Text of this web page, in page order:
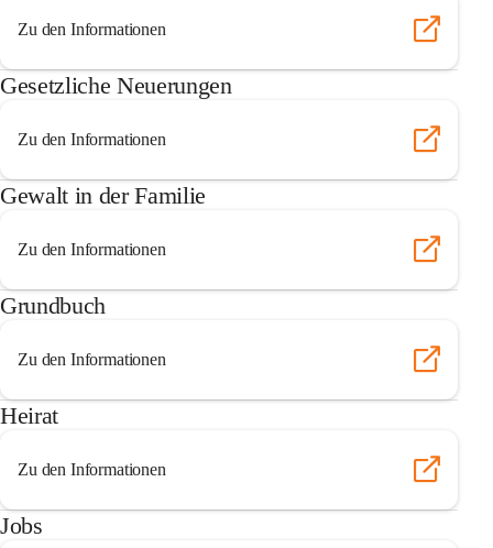
Zu den Informationen
Gesetzliche Neuerungen
Zu den Informationen
Gewalt in der Familie
Zu den Informationen
Grundbuch
Zu den Informationen
Heirat
Zu den Informationen
Jobs